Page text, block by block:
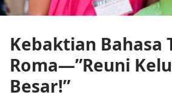
Kebaktian Bahasa
Roma—”Reuni
Besar!”